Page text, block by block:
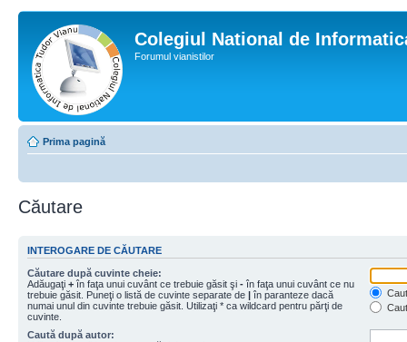
Colegiul National de
Forumul vianistilor
Prima pagină
Căutare
INTEROGARE DE CĂUTARE
Căutare după cuvinte cheie:
Adăugaţi + în faţa unui cuvânt ce trebuie găsit şi - în faţa unui cuvânt ce nu
trebuie găsit. Puneţi o listă de cuvinte separate de | în paranteze dacă
numai unul din cuvinte trebuie găsit. Utilizaţi * ca wildcard pentru părţi de
cuvinte.
Caută după autor: